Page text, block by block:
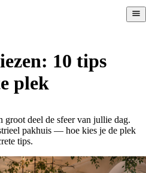
10 tips
plek
groot deel de sfeer van jullie dag.
pakhuis — hoe kies je de plek
tips.